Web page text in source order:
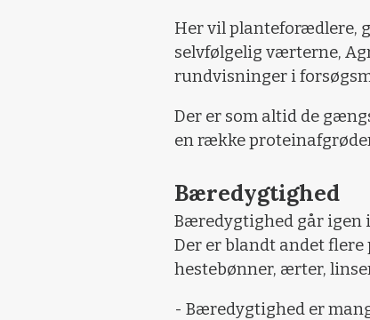
Her vil planteforædlere,
selvfølgelig værterne,
rundvisninger i
Der er som altid de
en række
Bæredygtighed
Bæredygtighed går igen
Der er blandt andet
hestebønner, ærter,
- Bæredygtighed er